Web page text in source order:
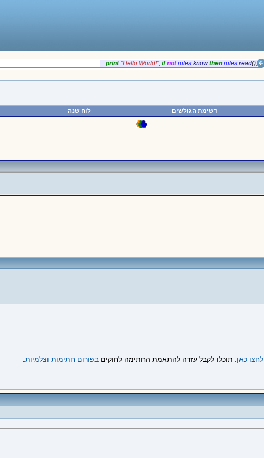
‎print ‎"Hello World!"; if‎ ‎not rules.‎know ‎then rules.‎read();
רשימת הגולשים לוח שנה
לחצו כאן . תוכלו לקבל עזרה להתאמת החתימה לחוקים בפורום חתימות וצלמיות.